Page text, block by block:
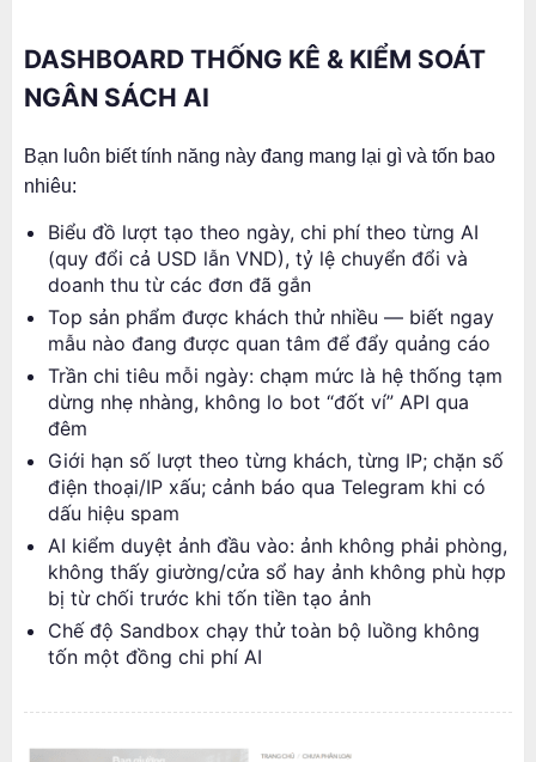
DASHBOARD THỐNG KÊ & KIỂM SOÁT
NGÂN SÁCH AI
Bạn luôn biết tính năng này đang mang lại gì và tốn bao
nhiêu:
Biểu đồ lượt tạo theo ngày, chi phí theo từng AI
(quy đổi cả USD lẫn VND), tỷ lệ chuyển đổi và
doanh thu từ các đơn đã gắn
Top sản phẩm được khách thử nhiều — biết ngay
mẫu nào đang được quan tâm để đẩy quảng cáo
Trần chi tiêu mỗi ngày: chạm mức là hệ thống tạm
dừng nhẹ nhàng, không lo bot “đốt ví” API qua
đêm
Giới hạn số lượt theo từng khách, từng IP; chặn số
điện thoại/IP xấu; cảnh báo qua Telegram khi có
dấu hiệu spam
AI kiểm duyệt ảnh đầu vào: ảnh không phải phòng,
không thấy giường/cửa sổ hay ảnh không phù hợp
bị từ chối trước khi tốn tiền tạo ảnh
Chế độ Sandbox chạy thử toàn bộ luồng không
tốn một đồng chi phí AI